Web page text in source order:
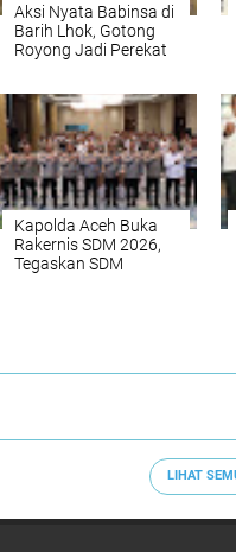
Aksi Nyata Babinsa di
Barih Lhok, Gotong
Royong Jadi Perekat
Kapolda Aceh Buka
Rakernis SDM 2026,
Tegaskan SDM
LIHAT